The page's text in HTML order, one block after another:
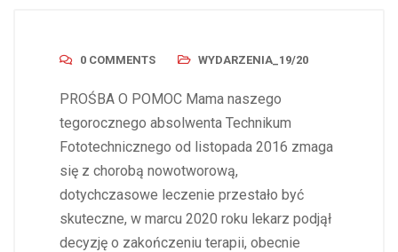
0 COMMENTS WYDARZENIA_19/20
PROŚBA O POMOC Mama naszego
tegorocznego absolwenta Technikum
Fototechnicznego od listopada 2016 zmaga
się z chorobą nowotworową,
dotychczasowe leczenie przestało być
skuteczne, w marcu 2020 roku lekarz podjął
decyzję o zakończeniu terapii, obecnie